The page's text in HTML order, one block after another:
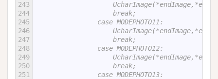
243
244
245
246
247
248
249
250
251
break;
case MODEPHOTO11:
break;
case MODEPHOTO12:
break;
case MODEPHOTO13: